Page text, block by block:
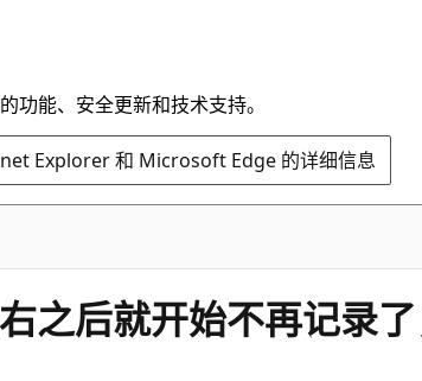
能、安全更新和技术支持。
Explorer 和 Microsoft Edge 的详细信息
之后就开始不再记录